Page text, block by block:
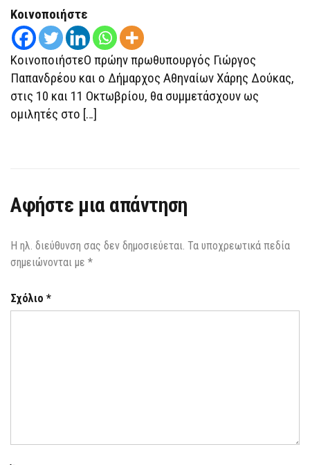
Κοινοποιήστε
ΚοινοποιήστεΟ πρώην πρωθυπουργός Γιώργος
Παπανδρέου και ο Δήμαρχος Αθηναίων Χάρης Δούκας,
στις 10 και 11 Οκτωβρίου, θα συμμετάσχουν ως
ομιλητές στο […]
Αφήστε μια απάντηση
Η ηλ. διεύθυνση σας δεν δημοσιεύεται. Τα υποχρεωτικά πεδία
σημειώνονται με *
Σχόλιο *